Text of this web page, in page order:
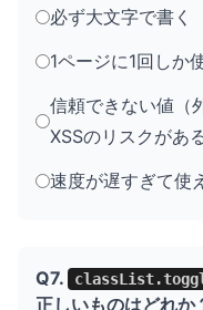
必ず大文字で書く
1ページに1回しか
信頼できない値（
XSSのリスクがあ
速度が遅すぎて使
Q7.
正しいものはどれか